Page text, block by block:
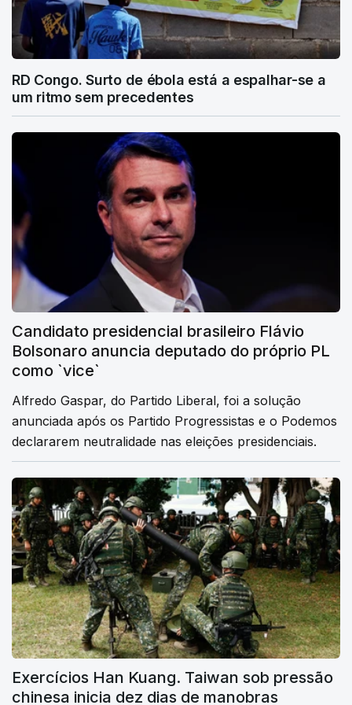
RD Congo. Surto de ébola está a espalhar-se a
um ritmo sem precedentes
Candidato presidencial brasileiro Flávio
Bolsonaro anuncia deputado do próprio PL
como `vice`
Alfredo Gaspar, do Partido Liberal, foi a solução
anunciada após os Partido Progressistas e o Podemos
declararem neutralidade nas eleições presidenciais.
Exercícios Han Kuang. Taiwan sob pressão
chinesa inicia dez dias de manobras